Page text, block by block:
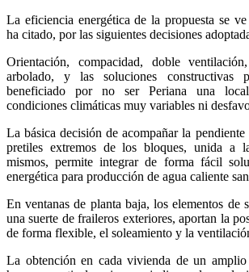
La eficiencia energética de la propuesta se
ha citado, por las siguientes decisiones
Orientación, compacidad, doble
arbolado, y las soluciones constructivas
beneficiado por no ser Periana una
condiciones climáticas muy variables ni
La básica decisión de acompañar la
pretiles extremos de los bloques, unida a
mismos, permite integrar de forma fácil
energética para producción de agua caliente
En ventanas de planta baja, los elementos de
una suerte de fraileros exteriores, aportan la
de forma flexible, el soleamiento y la
La obtención en cada vivienda de un